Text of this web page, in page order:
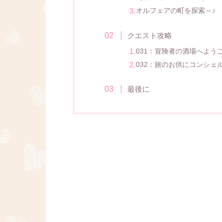
オルフェアの町を探索～♪
クエスト攻略
031：冒険者の酒場へよう
032：旅のお供にコンシェ
最後に